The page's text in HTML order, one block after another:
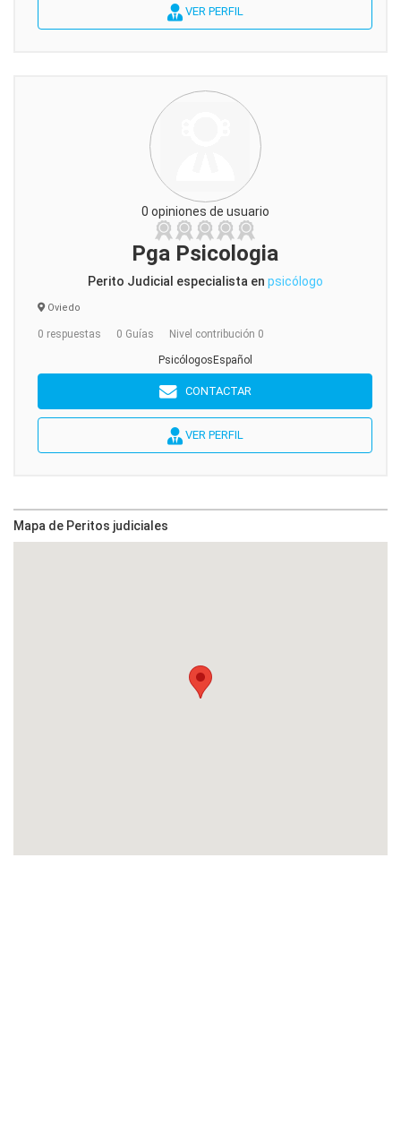
VER PERFIL
0 opiniones de usuario
Pga Psicologia
Perito Judicial especialista en psicólogo
Oviedo
0 respuestas 0 Guías Nivel contribución 0
PsicólogosEspañol
CONTACTAR
VER PERFIL
Mapa de Peritos judiciales